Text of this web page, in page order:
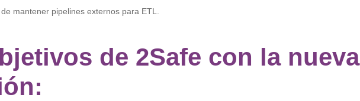
mantener pipelines externos para ETL.
de 2Safe con la nueva